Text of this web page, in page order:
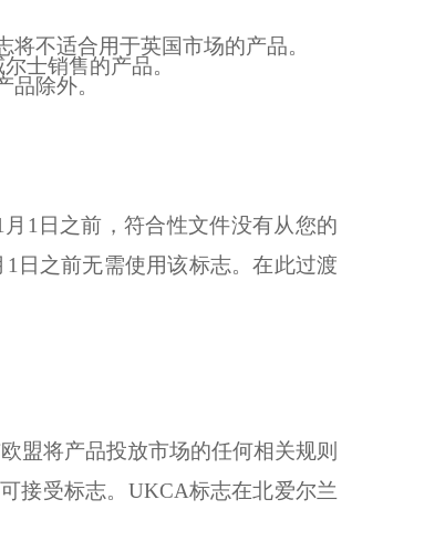
不适合用于英国市场的产品。
士销售的产品。
除外。
1日之前，符合性文件没有从您的
日之前无需使用该标志。在此过渡
盟将产品投放市场的任何相关规则
接受标志。UKCA标志在北爱尔兰